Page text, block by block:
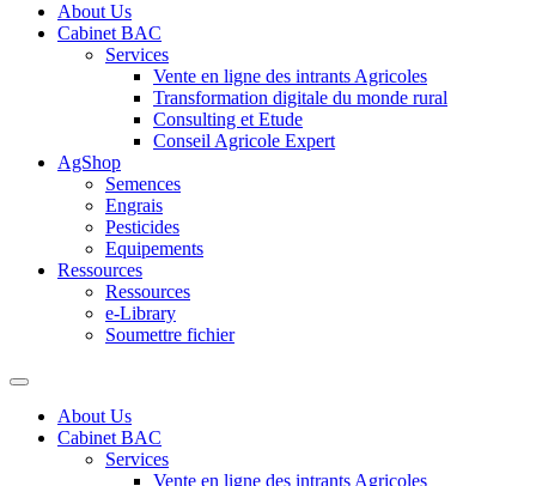
About Us
Cabinet BAC
Services
Vente en ligne des intrants Agricoles
Transformation digitale du monde rural
Consulting et Etude
Conseil Agricole Expert
AgShop
Semences
Engrais
Pesticides
Equipements
Ressources
Ressources
e-Library
Soumettre fichier
About Us
Cabinet BAC
Services
Vente en ligne des intrants Agricoles